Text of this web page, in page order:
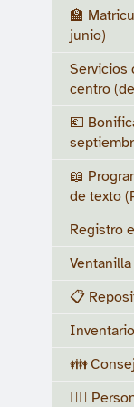
🏫
junio)
Servicios
centro
💶
📖
de texto
Registro
📋
Inventario
👪
👷‍♀️